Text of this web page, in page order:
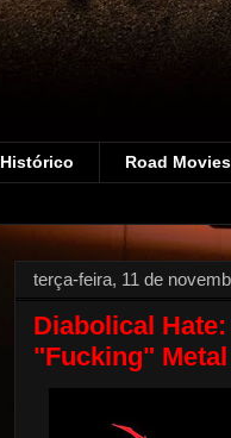
Histórico Road
terça-feira, 11 de
Diabolical
"Fucking"